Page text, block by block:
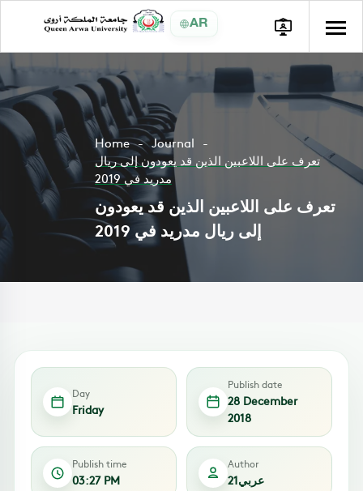
AR
Home
Journal
تعرف على اللاعبين الذين قد يعودون إلى ريال
مدريد في 2019
تعرف على اللاعبين الذين قد يعودون
إلى ريال مدريد في 2019
Day
Friday
Publish date
28 December
2018
Publish time
03:27 PM
Author
عربي21